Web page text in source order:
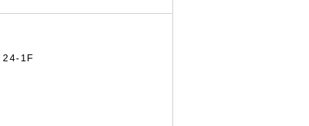
24-1F